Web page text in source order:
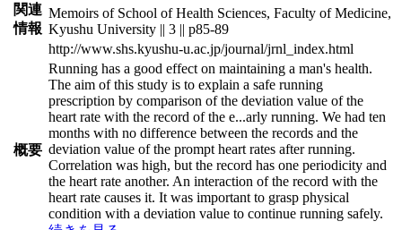
関連
情報
Memoirs of School of Health Sciences, Faculty of Medicine,
Kyushu University || 3 || p85-89
http://www.shs.kyushu-u.ac.jp/journal/jrnl_index.html
概要
Running has a good effect on maintaining a man's health.
The aim of this study is to explain a safe running
prescription by comparison of the deviation value of the
heart rate with the record of the e...arly running. We had ten
months with no difference between the records and the
deviation value of the prompt heart rates after running.
Correlation was high, but the record has one periodicity and
the heart rate another. An interaction of the record with the
heart rate causes it. It was important to grasp physical
condition with a deviation value to continue running safely.